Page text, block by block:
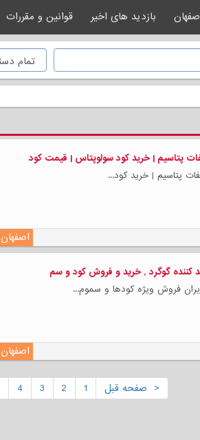
بازدید های اخیر قوانین و مقررات
پتاسیم | خرید کود سولوپتاس | قیمت کود
پتاسیم | خرید کود...
اصفهان
کننده گوگرد , خرید و فروش کود و سم
فروش ویژه کودها و سموم...
اصفهان
< صفحه قبل 1
2
3
4